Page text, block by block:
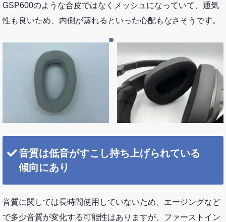
GSP600のような合皮ではなくメッシュになっていて、通気
性も良いため、内側が蒸れるといった心配もなさそうです。
音質は低音がすこし持ち上げられている
傾向にあり
音質に関しては長時間使用していないため、エージングなど
で多少音質が変化する可能性はありますが、ファーストイン